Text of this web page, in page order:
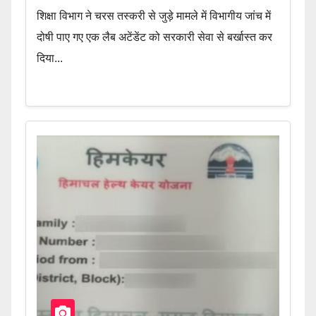
शिक्षा विभाग ने चरस तस्करी से जुड़े मामले में विभागीय जांच में
दोषी पाए गए एक लैब अटेंडेंट को सरकारी सेवा से बर्खास्त कर
दिया...